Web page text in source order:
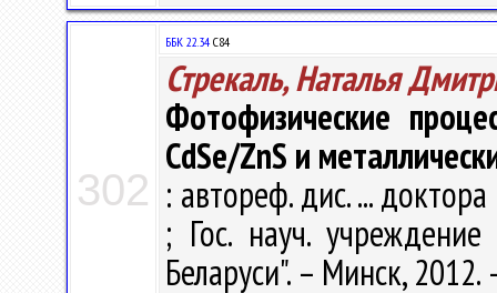
302
ББК 22.34 С84
Стрекаль, Наталья
Фотофизические
CdSe/ZnS и
: автореф. дис. ...
; Гос. науч.
Беларуси". – Минск, 2012.